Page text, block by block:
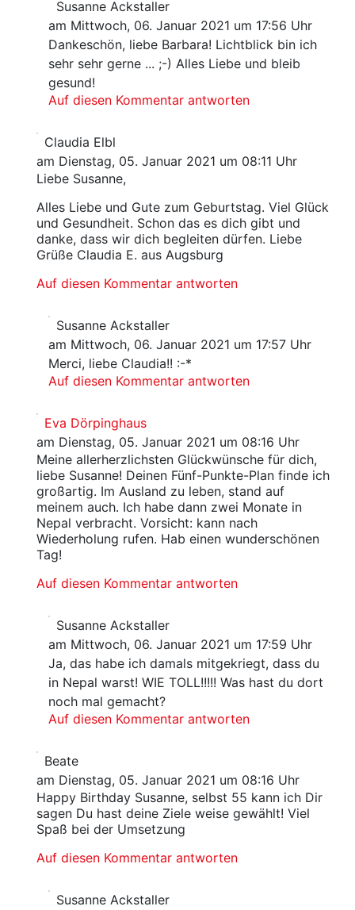
Susanne Ackstaller
am Mittwoch, 06. Januar 2021 um 17:56 Uhr
Dankeschön, liebe Barbara! Lichtblick bin ich
sehr sehr gerne ... ;-) Alles Liebe und bleib
gesund!
Auf diesen Kommentar antworten
Claudia Elbl
am Dienstag, 05. Januar 2021 um 08:11 Uhr
Liebe Susanne,
Alles Liebe und Gute zum Geburtstag. Viel Glück
und Gesundheit. Schon das es dich gibt und
danke, dass wir dich begleiten dürfen. Liebe
Grüße Claudia E. aus Augsburg
Auf diesen Kommentar antworten
Susanne Ackstaller
am Mittwoch, 06. Januar 2021 um 17:57 Uhr
Merci, liebe Claudia!! :-*
Auf diesen Kommentar antworten
Eva Dörpinghaus
am Dienstag, 05. Januar 2021 um 08:16 Uhr
Meine allerherzlichsten Glückwünsche für dich,
liebe Susanne! Deinen Fünf-Punkte-Plan finde ich
großartig. Im Ausland zu leben, stand auf
meinem auch. Ich habe dann zwei Monate in
Nepal verbracht. Vorsicht: kann nach
Wiederholung rufen. Hab einen wunderschönen
Tag!
Auf diesen Kommentar antworten
Susanne Ackstaller
am Mittwoch, 06. Januar 2021 um 17:59 Uhr
Ja, das habe ich damals mitgekriegt, dass du
in Nepal warst! WIE TOLL!!!!! Was hast du dort
noch mal gemacht?
Auf diesen Kommentar antworten
Beate
am Dienstag, 05. Januar 2021 um 08:16 Uhr
Happy Birthday Susanne, selbst 55 kann ich Dir
sagen Du hast deine Ziele weise gewählt! Viel
Spaß bei der Umsetzung
Auf diesen Kommentar antworten
Susanne Ackstaller